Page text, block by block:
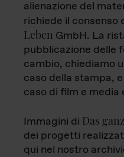
alienazione del
richiede il consenso
Leben GmbH. La
pubblicazione delle
cambio, chiediamo
caso della stampa,
caso di film e media
Immagini di Das
dei progetti
qui nel nostro